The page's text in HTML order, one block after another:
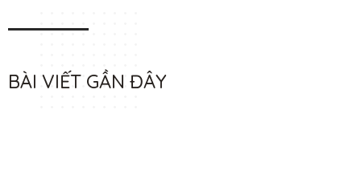
BÀI VIẾT GẦN ĐÂY